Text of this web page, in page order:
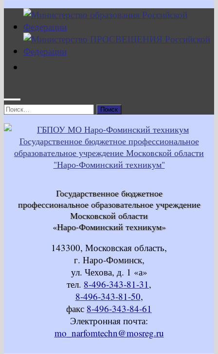
Найти:
Государственное бюджетное
профессиональное образовательное учреждение
Московской области
«Наро-Фоминский техникум»
143300, Московская область,
г. Наро-Фоминск,
ул. Чехова, д. 1 «а»
тел. 8-496-343-81-31,
8-496-343-81-50,
факс 8-496-343-84-61
Электронная почта:
mo_narfomtechn@mosreg.ru